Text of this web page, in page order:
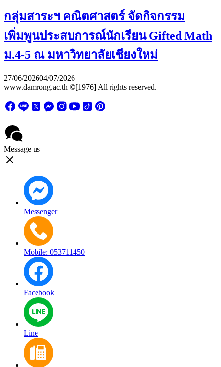
กลุ่มสาระฯ คณิตศาสตร์ จัดกิจกรรม
เพิ่มพูนประสบการณ์นักเรียน Gifted Math
ม.4-5 ณ มหาวิทยาลัยเชียงใหม่
27/06/202604/07/2026
www.damrong.ac.th ©[1976] All rights reserved.
Message us
Messenger
Mobile: 053711450
Facebook
Line